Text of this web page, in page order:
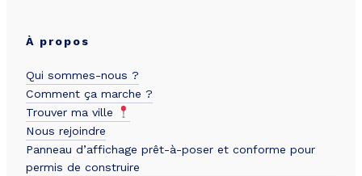
À propos
Qui sommes-nous ?
Comment ça marche ?
Trouver ma ville
Nous rejoindre
Panneau d’affichage prêt-à-poser et conforme pour
permis de construire